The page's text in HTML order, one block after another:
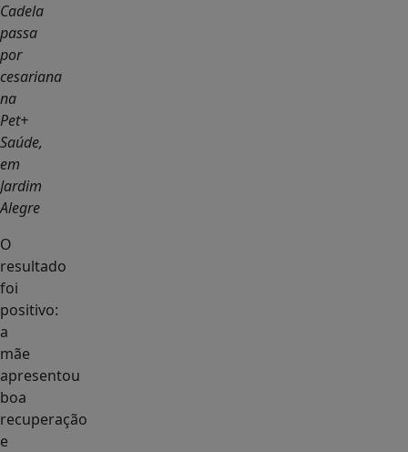
Cadela
passa
por
cesariana
na
Pet+
Saúde,
em
Jardim
Alegre
O
resultado
foi
positivo:
a
mãe
apresentou
boa
recuperação
e